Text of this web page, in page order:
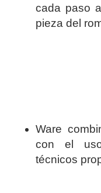
cada paso
pieza del
Ware
con el
técnicos